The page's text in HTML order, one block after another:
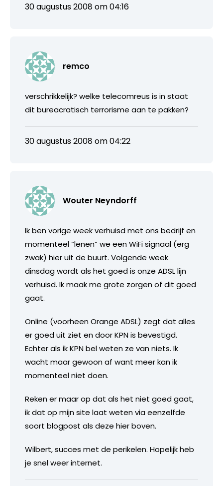
30 augustus 2008 om 04:16
remco
verschrikkelijk? welke telecomreus is in staat
dit bureacratisch terrorisme aan te pakken?
30 augustus 2008 om 04:22
Wouter Neyndorff
Ik ben vorige week verhuisd met ons bedrijf en
momenteel “lenen” we een WiFi signaal (erg
zwak) hier uit de buurt. Volgende week
dinsdag wordt als het goed is onze ADSL lijn
verhuisd. Ik maak me grote zorgen of dit goed
gaat.
Online (voorheen Orange ADSL) zegt dat alles
er goed uit ziet en door KPN is bevestigd.
Echter als ik KPN bel weten ze van niets. Ik
wacht maar gewoon af want meer kan ik
momenteel niet doen.
Reken er maar op dat als het niet goed gaat,
ik dat op mijn site laat weten via eenzelfde
soort blogpost als deze hier boven.
Wilbert, succes met de perikelen. Hopelijk heb
je snel weer internet.